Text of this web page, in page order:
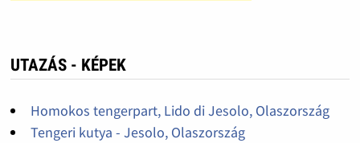
UTAZÁS - KÉPEK
Homokos tengerpart, Lido di Jesolo, Olaszország
Tengeri kutya - Jesolo, Olaszország